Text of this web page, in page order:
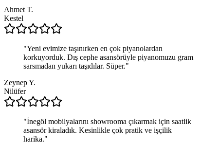
Ahmet T.
Kestel
"Yeni evimize taşınırken en çok piyanolardan
korkuyorduk. Dış cephe asansörüyle piyanomuzu gram
sarsmadan yukarı taşıdılar. Süper."
Zeynep Y.
Nilüfer
"İnegöl mobilyalarını showrooma çıkarmak için saatlik
asansör kiraladık. Kesinlikle çok pratik ve işçilik
harika."